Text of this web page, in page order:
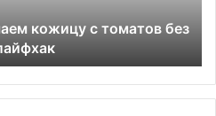
кожицу с томатов без